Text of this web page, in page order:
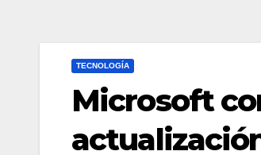
TECNOLOGÍA
Microsoft